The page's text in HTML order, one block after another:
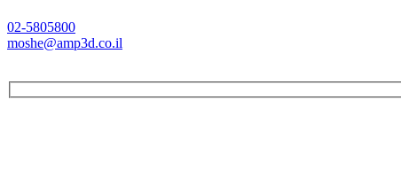
02-5805800
moshe@amp3d.co.il